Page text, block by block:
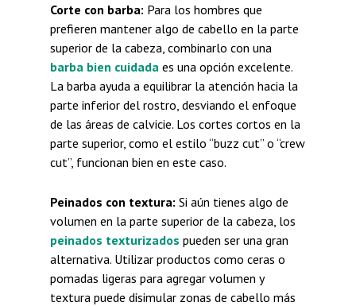
Corte con barba: Para los hombres que
prefieren mantener algo de cabello en la parte
superior de la cabeza, combinarlo con una
barba bien cuidada es una opción excelente.
La barba ayuda a equilibrar la atención hacia la
parte inferior del rostro, desviando el enfoque
de las áreas de calvicie. Los cortes cortos en la
parte superior, como el estilo “buzz cut” o “crew
cut”, funcionan bien en este caso.
Peinados con textura: Si aún tienes algo de
volumen en la parte superior de la cabeza, los
peinados texturizados pueden ser una gran
alternativa. Utilizar productos como ceras o
pomadas ligeras para agregar volumen y
textura puede disimular zonas de cabello más